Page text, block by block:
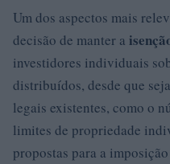
Um dos aspectos mais
decisão de manter a
investidores individuais
distribuídos, desde que
legais existentes, como o
limites de propriedade
propostas para a